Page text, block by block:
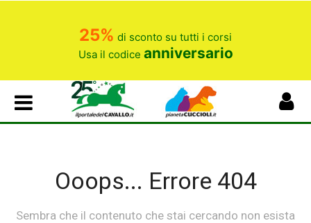
25% di sconto su tutti i corsi
Usa il codice anniversario
Ooops... Errore 404
Sembra che il contenuto che stai cercando non esista